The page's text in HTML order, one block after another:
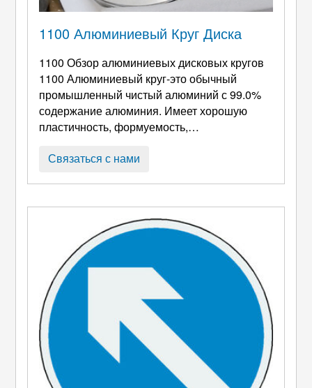
1100 Алюминиевый Круг Диска
1100 Обзор алюминиевых дисковых кругов
1100 Алюминиевый круг-это обычный
промышленный чистый алюминий с 99.0%
содержание алюминия. Имеет хорошую
пластичность, формуемость,
после анодного оксидирования, его
красивой поверхности. 1100Round
Aluminum Circle Production Instructions Our
1100 алюминиевый круг: Широкий выбор на
Связаться с нами